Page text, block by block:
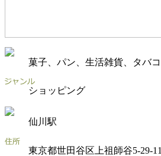
菓子、パン、生活雑貨、タバコ
ショッピング
仙川駅
東京都世田谷区上祖師谷5-29-11